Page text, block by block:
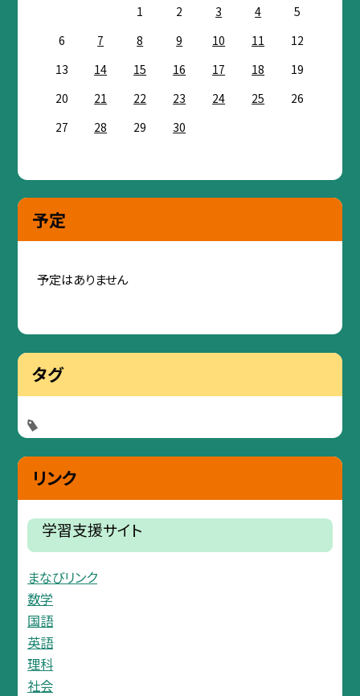
1 2 3 4
5
6
7 8 9 10 11
12
13
14 15 16 17 18
19
20
21 22 23 24 25
26
27
28 29 30
予定
予定はありません
タグ
リンク
学習支援サイト
まなびリンク
数学
国語
英語
理科
社会